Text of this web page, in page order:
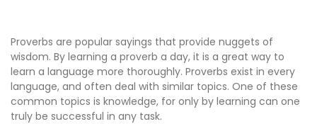
Proverbs are popular sayings that provide nuggets of
wisdom. By learning a proverb a day, it is a great way to
learn a language more thoroughly. Proverbs exist in every
language, and often deal with similar topics. One of these
common topics is knowledge, for only by learning can one
truly be successful in any task.